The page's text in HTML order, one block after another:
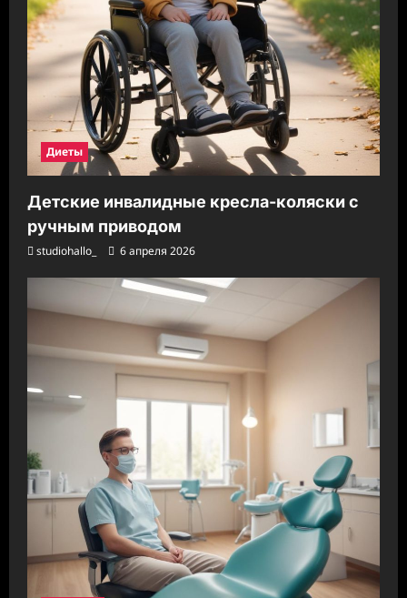
Диеты
Детские инвалидные кресла-коляски с
ручным приводом
studiohallo_ 6 апреля 2026